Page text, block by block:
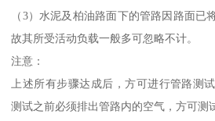
（3）水泥及柏油路面下的管路因路面已
故其所受活动负载一般多可忽略不计。
注意：
上述所有步骤达成后，方可进行管路测
测试之前必须排出管路内的空气，方可测